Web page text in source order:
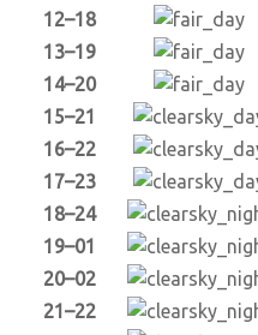
12–18
13–19
14–20
15–21
16–22
17–23
18–24
19–01
20–02
21–22